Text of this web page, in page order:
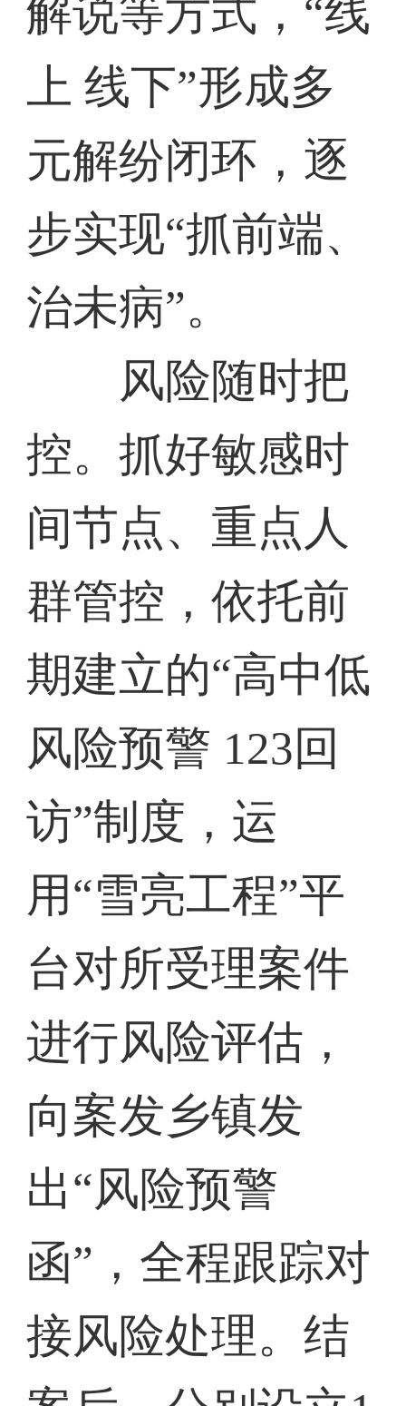
解说等方式，“线
上 线下”形成多
元解纷闭环，逐
步实现“抓前端、
治未病”。
风险随时把
控。抓好敏感时
间节点、重点人
群管控，依托前
期建立的“高中低
风险预警 123回
访”制度，运
用“雪亮工程”平
台对所受理案件
进行风险评估，
向案发乡镇发
出“风险预警
函”，全程跟踪对
接风险处理。结